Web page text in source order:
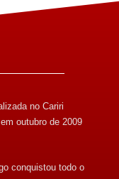
no Cariri
outubro de 2009
conquistou todo o